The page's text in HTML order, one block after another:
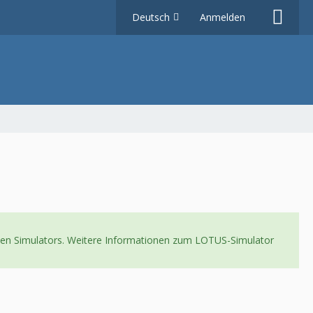
Deutsch Anmelden
Simulators. Weitere Informationen zum LOTUS-Simulator